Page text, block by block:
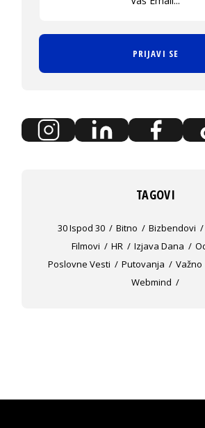
PRIJAVI SE
TAGOVI
30 Ispod 30 Bitno Bizbendovi
Filmovi
HR Izjava Dana
Poslovne Vesti
Putovanja Važno
Webmind